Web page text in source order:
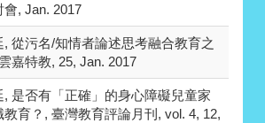
會, Jan. 2017
, 從污名/知情者論述思考融合教育之
嘉特教, 25, Jan. 2017
, 是否有「正確」的身心障礙兒童家
教育？, 臺灣教育評論月刊, vol. 4, 12,